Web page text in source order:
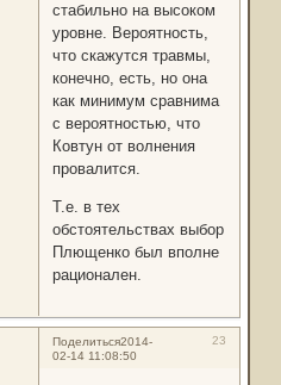
стабильно на высоком
уровне. Вероятность,
что скажутся травмы,
конечно, есть, но она
как минимум сравнима
с вероятностью, что
Ковтун от волнения
провалится.
Т.е. в тех
обстоятельствах выбор
Плющенко был вполне
рационален.
Поделиться 23
2014-
02-14 11:08:50